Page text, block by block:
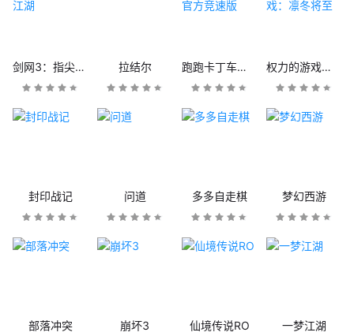
剑网3：指尖江湖 拉结尔 跑跑卡丁车官方竞速版 权力的游戏：凛冬将至
封印战记 问道 多多自走棋 梦幻西游
部落冲突 崩坏3 仙境传说RO 一梦江湖